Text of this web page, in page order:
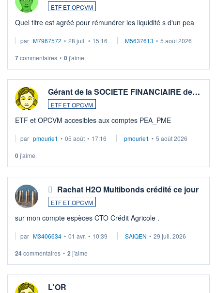
ETF ET OPCVM
Quel titre est agréé pour rémunérer les liquidité s d'un pea
par M7967572 • 28 juil. • 15:16 M5637613 • 5 août 2026
7commentaires • 0j'aime
Gérant de la SOCIETE FINANCIAIRE de…
ETF ET OPCVM
ETF et OPCVM accesibles aux comptes PEA_PME
par pmourie1 • 05 août • 17:16 pmourie1 • 5 août 2026
0j'aime
Rachat H2O Multibonds crédité ce jour
ETF ET OPCVM
sur mon compte espèces CTO Crédit Agricole .
par M3406634 • 01 avr. • 10:39 SAIQEN • 29 juil. 2026
24commentaires • 2 j'aime
L'OR